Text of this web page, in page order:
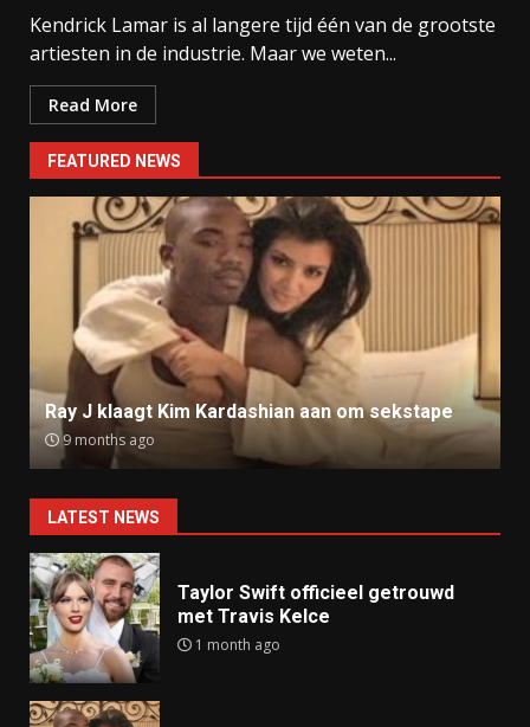
Kendrick Lamar is al langere tijd één van de grootste
artiesten in de industrie. Maar we weten...
Read More
FEATURED NEWS
Ray J klaagt Kim Kardashian aan om sekstape
9 months ago
LATEST NEWS
Taylor Swift officieel getrouwd
met Travis Kelce
1 month ago